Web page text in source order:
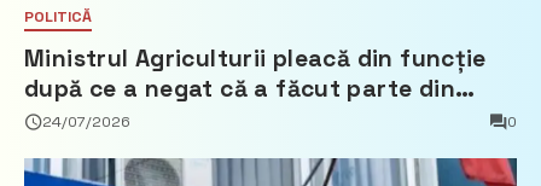
POLITICĂ
Ministrul Agriculturii pleacă din funcție
după ce a negat că a făcut parte din
Partidul Democrat
24/07/2026 0